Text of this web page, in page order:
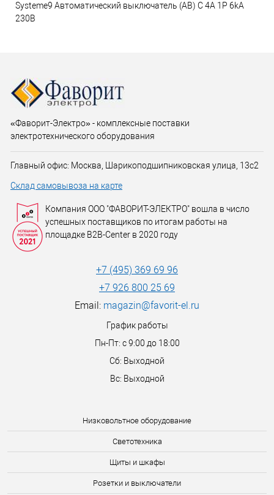
Systeme9 Автоматический выключатель (АВ) C 4A 1P 6kA
230В
Низковольтное оборудование
Светотехника
Щиты и шкафы
Розетки и выключатели
«Фаворит-Электро» - комплексные поставки
электротехнического оборудования
Главный офис: Москва, Шарикоподшипниковская улица, 13с2
Склад самовывоза на карте
Компания ООО "ФАВОРИТ-ЭЛЕКТРО" вошла в число
успешных поставщиков по итогам работы на
площадке B2B-Center в 2020 году
+7 (495) 369 69 96
+7 926 800 25 69
Email: magazin@favorit-el.ru
График работы
Пн-Пт: с 9:00 до 18:00
Сб: Выходной
Вс: Выходной